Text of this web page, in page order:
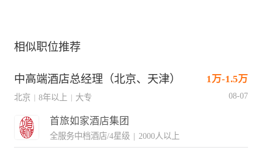
相似职位推荐
中高端酒店总经理（北京、天津） 1万-1.5万
北京 8年以上 大专 08-07
首旅如家酒店集团
全服务中档酒店/4星级 | 2000人以上